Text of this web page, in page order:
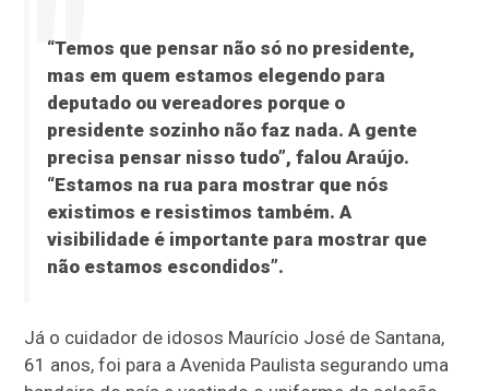
“Temos que pensar não só no presidente,
mas em quem estamos elegendo para
deputado ou vereadores porque o
presidente sozinho não faz nada. A gente
precisa pensar nisso tudo”, falou Araújo.
“Estamos na rua para mostrar que nós
existimos e resistimos também. A
visibilidade é importante para mostrar que
não estamos escondidos”.
Já o cuidador de idosos Maurício José de Santana,
61 anos, foi para a Avenida Paulista segurando uma